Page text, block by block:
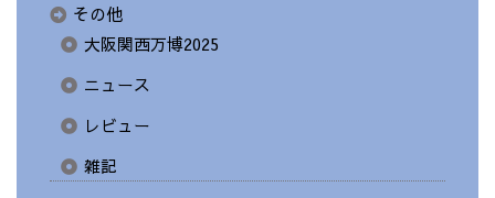
その他
大阪関西万博2025
ニュース
レビュー
雑記